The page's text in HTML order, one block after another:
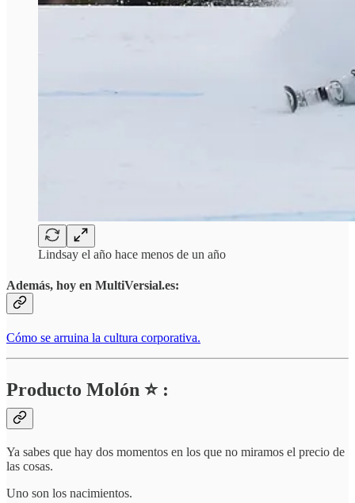
Lindsay el año hace menos de un año
Además, hoy en MultiVersial.es:
Cómo se arruina la cultura corporativa.
Producto Molón ⭐ :
Ya sabes que hay dos momentos en los que no miramos el precio de
las cosas.
Uno son los nacimientos.